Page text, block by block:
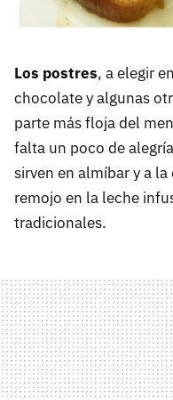
Los postres, a elegir
chocolate y algunas
parte más floja del
falta un poco de
sirven en almíbar y a
remojo en la leche
tradicionales.